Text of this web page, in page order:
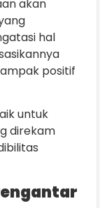
akan
hal
positif
untuk
direkam